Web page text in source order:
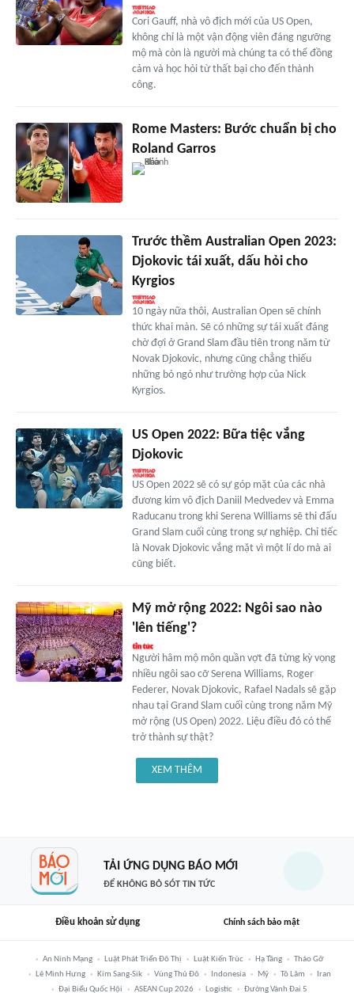
Cori Gauff, nhà vô địch mới của US Open,
không chỉ là một vận động viên đáng ngưỡng
mộ mà còn là người mà chúng ta có thể đồng
cảm và học hỏi từ thất bại cho đến thành
công.
Rome Masters: Bước chuẩn bị cho
Roland Garros
Trước thềm Australian Open 2023:
Djokovic tái xuất, dấu hỏi cho
Kyrgios
10 ngày nữa thôi, Australian Open sẽ chính
thức khai màn. Sẽ có những sự tái xuất đáng
chờ đợi ở Grand Slam đầu tiên trong năm từ
Novak Djokovic, nhưng cũng chẳng thiếu
những bỏ ngỏ như trường hợp của Nick
Kyrgios.
US Open 2022: Bữa tiệc vắng
Djokovic
US Open 2022 sẽ có sự góp mặt của các nhà
đương kim vô địch Daniil Medvedev và Emma
Raducanu trong khi Serena Williams sẽ thi đấu
Grand Slam cuối cùng trong sự nghiệp. Chỉ tiếc
là Novak Djokovic vắng mặt vì một lí do mà ai
cũng biết.
Mỹ mở rộng 2022: Ngôi sao nào
'lên tiếng'?
Người hâm mộ môn quần vợt đã từng kỳ vọng
nhiều ngôi sao cỡ Serena Williams, Roger
Federer, Novak Djokovic, Rafael Nadals sẽ gặp
nhau tại Grand Slam cuối cùng trong năm Mỹ
mở rộng (US Open) 2022. Liệu điều đó có thể
trở thành sự thật?
XEM THÊM
TẢI ỨNG DỤNG BÁO MỚI
ĐỂ KHÔNG BỎ SÓT TIN TỨC
Điều khoản sử dụng Chính sách bảo mật
An Ninh Mạng Luật Phát Triển Đô Thị Luật Kiến Trúc Hạ Tầng
Tháo Gỡ
Lê Minh Hưng
Kim Sang-Sik Vùng Thủ Đô Indonesia Mỹ Tô Lâm
Iran
Đại Biểu Quốc Hội
ASEAN Cup 2026 Logistic Đường Vành Đai 5